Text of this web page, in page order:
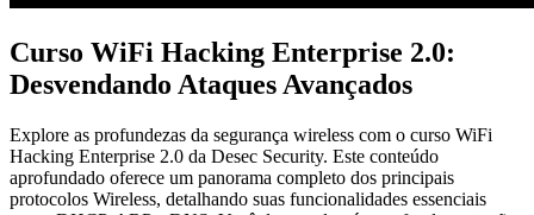
Curso WiFi Hacking Enterprise 2.0:
Desvendando Ataques Avançados
Explore as profundezas da segurança wireless com o curso WiFi
Hacking Enterprise 2.0 da Desec Security. Este conteúdo
aprofundado oferece um panorama completo dos principais
protocolos Wireless, detalhando suas funcionalidades essenciais